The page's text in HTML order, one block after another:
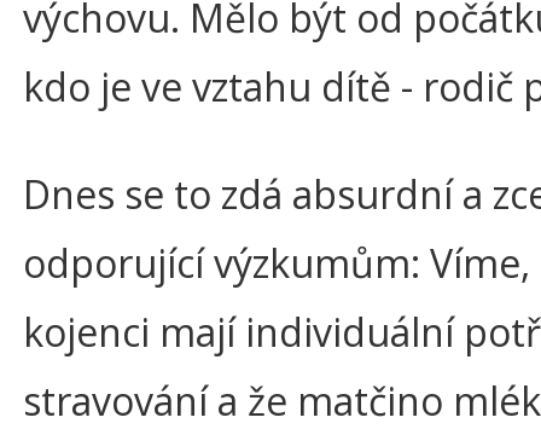
výchovu. Mělo být od
kdo je ve vztahu dítě - rodič
Dnes se to zdá absurdní a
odporující výzkumům: Víme,
kojenci mají individuální
stravování a že matčino